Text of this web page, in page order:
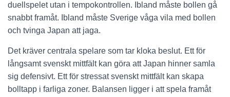
duellspelet utan i tempokontrollen. Ibland måste bollen gå
snabbt framåt. Ibland måste Sverige våga vila med bollen
och tvinga Japan att jaga.
Det kräver centrala spelare som tar kloka beslut. Ett för
långsamt svenskt mittfält kan göra att Japan hinner samla
sig defensivt. Ett för stressat svenskt mittfält kan skapa
bolltapp i farliga zoner. Balansen ligger i att spela framåt